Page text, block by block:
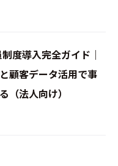
度導入完全ガイド｜
顧客データ活用で事
（法人向け）